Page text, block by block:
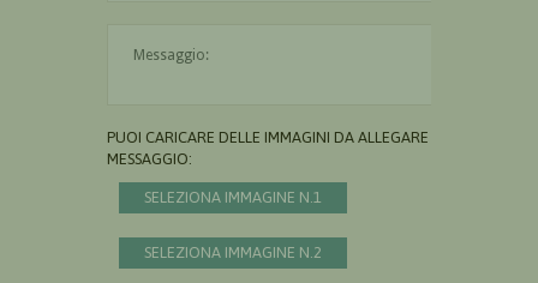
PUOI CARICARE DELLE IMMAGINI DA ALLEGARE AL
MESSAGGIO:
SELEZIONA IMMAGINE N.1
SELEZIONA IMMAGINE N.2